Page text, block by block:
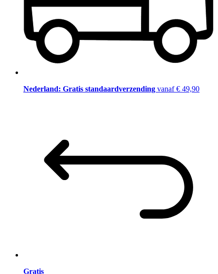
Nederland: Gratis standaardverzending vanaf € 49,90
Gratis